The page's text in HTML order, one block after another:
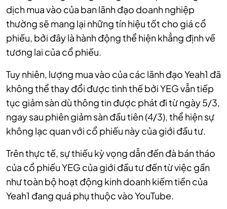
dịch mua vào của ban lãnh đạo doanh nghiệp
thường sẽ mang lại những tín hiệu tốt cho giá cổ
phiếu, bởi đây là hành động thể hiện khẳng định về
tương lai của cổ phiếu.
Tuy nhiên, lượng mua vào của các lãnh đạo Yeah1 đã
không thể thay đổi được tình thế bởi YEG vẫn tiếp
tục giảm sàn dù thông tin được phát đi từ ngày 5/3,
ngay sau phiên giảm sàn đầu tiên (4/3), thể hiện sự
không lạc quan với cổ phiếu này của giới đầu tư.
Trên thực tế, sự thiếu kỳ vọng dẫn đến đà bán tháo
của cổ phiếu YEG của giới đầu tư đến từ việc gần
như toàn bộ hoạt động kinh doanh kiếm tiền của
Yeah1 đang quá phụ thuộc vào YouTube.